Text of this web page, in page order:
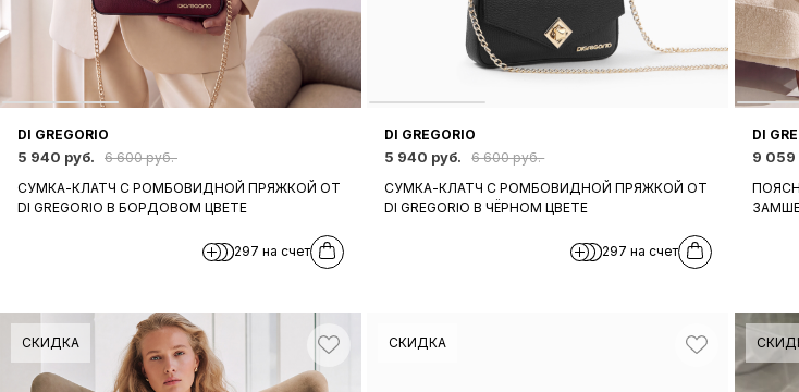
DI GREGORIO
5 940 руб.
6 600 руб.
СУМКА-КЛАТЧ С РОМБОВИДНОЙ ПРЯЖКОЙ ОТ
DI GREGORIO В БОРДОВОМ ЦВЕТЕ
297 на счет
DI GREGORIO
5 940 руб.
6 600 руб.
СУМКА-КЛАТЧ С РОМБОВИДНОЙ ПРЯЖКОЙ ОТ
DI GREGORIO В ЧЁРНОМ ЦВЕТЕ
297 на счет
DI
9 059
СКИДКА СКИДКА